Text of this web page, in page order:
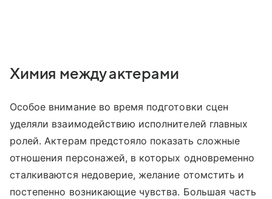
Химия между актерами
Особое внимание во время подготовки сцен
уделяли взаимодействию исполнителей главных
ролей. Актерам предстояло показать сложные
отношения персонажей, в которых одновременно
сталкиваются недоверие, желание отомстить и
постепенно возникающие чувства. Большая часть